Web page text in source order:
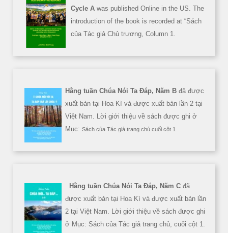
Cycle A was published Online in the US. The
introduction of the book is recorded at “Sách
của Tác giả Chủ trương, Column 1.
Hằng tuần Chúa Nói Ta Đáp, Năm B đã được
xuất bản tại Hoa Kì và được xuất bản lần 2 tại
Việt Nam. Lời giới thiệu về sách được ghi ở
Mục: Sách của Tác giả trang chủ cuối cột 1
Hằng tuần Chúa Nói Ta Đáp, Năm C đã
được xuất bản tại Hoa Kì và được xuất bản lần
2 tại Việt Nam. Lời giới thiệu về sách được ghi
ở Mục: Sách của Tác giả trang chủ, cuối cột 1.